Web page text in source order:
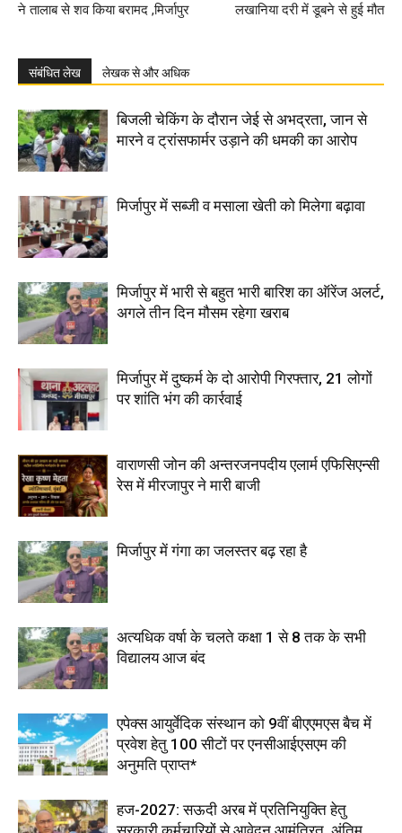
ने तालाब से शव किया बरामद ,मिर्जापुर
लखानिया दरी में डूबने से हुई मौत
संबंधित लेख लेखक से और अधिक
बिजली चेकिंग के दौरान जेई से अभद्रता, जान से
मारने व ट्रांसफार्मर उड़ाने की धमकी का आरोप
मिर्जापुर में सब्जी व मसाला खेती को मिलेगा बढ़ावा
मिर्जापुर में भारी से बहुत भारी बारिश का ऑरेंज अलर्ट,
अगले तीन दिन मौसम रहेगा खराब
मिर्जापुर में दुष्कर्म के दो आरोपी गिरफ्तार, 21 लोगों
पर शांति भंग की कार्रवाई
वाराणसी जोन की अन्तरजनपदीय एलार्म एफिसिएन्सी
रेस में मीरजापुर ने मारी बाजी
मिर्जापुर में गंगा का जलस्तर बढ़ रहा है
अत्यधिक वर्षा के चलते कक्षा 1 से 8 तक के सभी
विद्यालय आज बंद
एपेक्स आयुर्वेदिक संस्थान को 9वीं बीएएमएस बैच में
प्रवेश हेतु 100 सीटों पर एनसीआईएसएम की
अनुमति प्राप्त*
हज-2027: सऊदी अरब में प्रतिनियुक्ति हेतु